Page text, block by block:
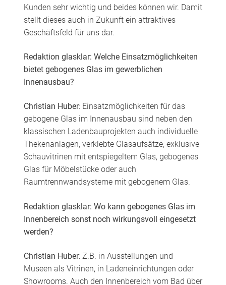
Kunden sehr wichtig und beides können wir. Damit
stellt dieses auch in Zukunft ein attraktives
Geschäftsfeld für uns dar.
Redaktion glasklar: Welche Einsatzmöglichkeiten
bietet gebogenes Glas im gewerblichen
Innenausbau?
Christian Huber: Einsatzmöglichkeiten für das
gebogene Glas im Innenausbau sind neben den
klassischen Ladenbauprojekten auch individuelle
Thekenanlagen, verklebte Glasaufsätze, exklusive
Schauvitrinen mit entspiegeltem Glas, gebogenes
Glas für Möbelstücke oder auch
Raumtrennwandsysteme mit gebogenem Glas.
Redaktion glasklar: Wo kann gebogenes Glas im
Innenbereich sonst noch wirkungsvoll eingesetzt
werden?
Christian Huber: Z.B. in Ausstellungen und
Museen als Vitrinen, in Ladeneinrichtungen oder
Showrooms. Auch den Innenbereich vom Bad über